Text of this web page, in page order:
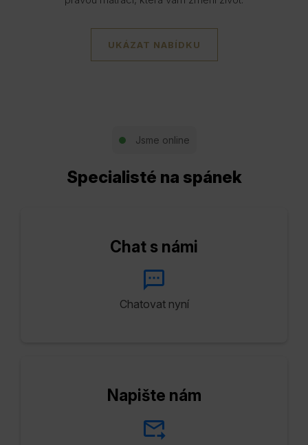
UKÁZAT NABÍDKU
Jsme online
Specialisté na spánek
Chat s námi
Chatovat nyní
Napište nám